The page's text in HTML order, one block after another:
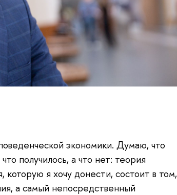
экономики. Думаю, что
получилось, а что нет: теория
которую я хочу донести, состоит в том,
а самый непосредственный